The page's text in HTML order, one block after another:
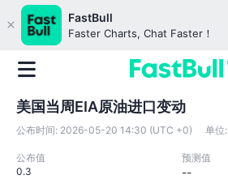
FastBull
Faster Charts, Chat Faster！
美国当周EIA原油进口变动
公布时间: 2026-05-20 14:30 (UTC +0) 单位:
公布值
0.3
预测值
--